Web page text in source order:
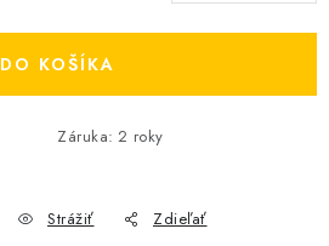
DO KOŠÍKA
Záruka: 2 roky
Strážiť Zdieľať